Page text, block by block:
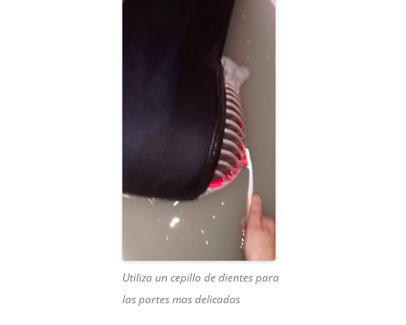
Utiliza un cepillo de dientes para
las partes mas delicadas